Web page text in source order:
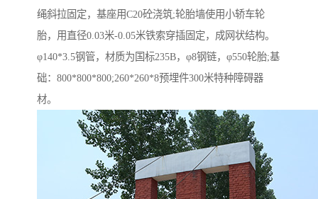
绳斜拉固定，基座用C20砼浇筑;轮胎墙使用小轿车轮
胎，用直径0.03米-0.05米铁索穿插固定，成网状结构。
φ140*3.5钢管，材质为国标235B，φ8钢链，φ550轮胎;基
础：800*800*800;260*260*8预埋件300米特种障碍器
材。